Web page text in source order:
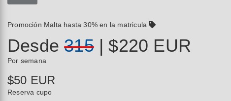
Promoción Malta hasta 30% en la matricula
Desde315| $220 EUR
Por semana
$50 EUR
Reserva cupo